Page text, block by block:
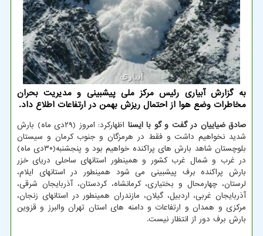
به گزارش آبیاری رئیس مرکز ملی پیشبینی و مدیریت بحران
مخاطرات وضع هوا از احتمال ریزش بهمن در ارتفاعات اطلاع داد.
صادق ضیاییان در گفت و گو با ایسنا
اظهارکرد: امروز (۲۹دی ماه) بارش
شدید نخواهیم داشت و فقط در هرمزگان و جنوب کرمان و سیستان
بلوچستان شاهد بارش های پراکنده خواهیم بود و پنجشنبه(۳۰دی ماه)
در غرب و شمال غرب کشور و همینطور استانهای ساحلی دریای خزر
بارش پراکنده برف پیشبینی می شود همینطور در استانهای ایلام،
لرستان، چهارمحال و بختیاری، کرمانشاه، کردستان، آذربایجان شرقی،
آذربایجان غربی، اردبیل، گیلان، مازندران همینطور در استانهای زنجان،
مرکزی و همدان و ارتفاعات و دامنه های استان تهران والبرز و قزوین
بارش برف دور از انتظار نیست.